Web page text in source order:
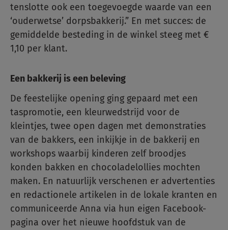
tenslotte ook een toegevoegde waarde van een
‘ouderwetse’ dorpsbakkerij.” En met succes: de
gemiddelde besteding in de winkel steeg met €
1,10 per klant.
Een bakkerij is een beleving
De feestelijke opening ging gepaard met een
taspromotie, een kleurwedstrijd voor de
kleintjes, twee open dagen met demonstraties
van de bakkers, een inkijkje in de bakkerij en
workshops waarbij kinderen zelf broodjes
konden bakken en chocoladelollies mochten
maken. En natuurlijk verschenen er advertenties
en redactionele artikelen in de lokale kranten en
communiceerde Anna via hun eigen Facebook-
pagina over het nieuwe hoofdstuk van de